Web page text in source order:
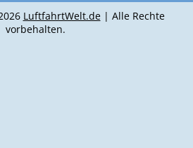
LuftfahrtWelt.de| Alle Rechte
vorbehalten.